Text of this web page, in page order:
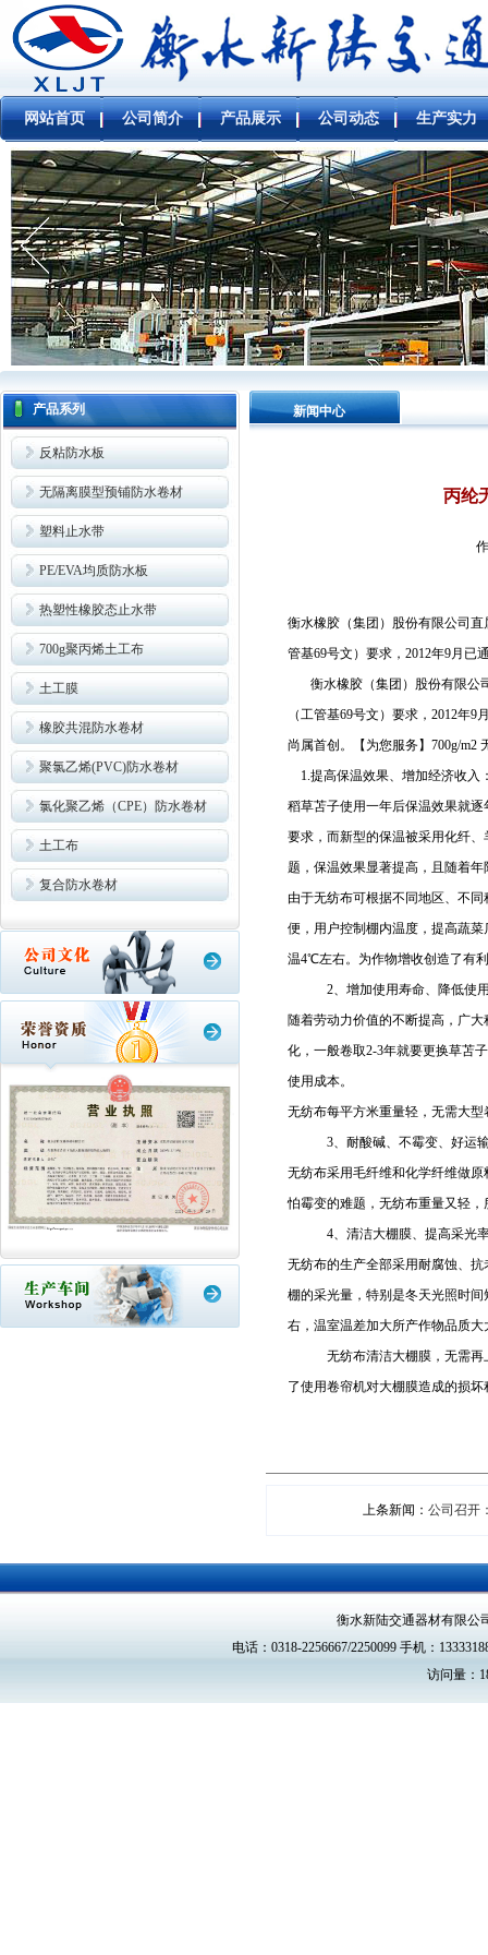
网站首页 公司简介 产品展示 公司动态 生产实力
产品系列
反粘防水板
无隔离膜型预铺防水卷材
塑料止水带
PE/EVA均质防水板
热塑性橡胶态止水带
700g聚丙烯土工布
土工膜
橡胶共混防水卷材
聚氯乙烯(PVC)防水卷材
氯化聚乙烯（CPE）防水卷材
土工布
复合防水卷材
新闻中心
丙纶
衡水橡胶（集团）股份有限公司
管基69号文）要求，2012年9月已
衡水橡胶（集团）股份有限公
（工管基69号文）要求，2012年
尚属首创。【为您服务】700g/m2
1.提高保温效果、增加经济收入
稻草苫子使用一年后保温效果就
要求，而新型的保温被采用化纤
题，保温效果显著提高，且随着
由于无纺布可根据不同地区、不
便，用户控制棚内温度，提高蔬
温4℃左右。为作物增收创造了有
2、增加使用寿命、降低使用
随着劳动力价值的不断提高，广
化，一般卷取2-3年就要更换草苫
使用成本。
无纺布每平方米重量轻，无需大
3、耐酸碱、不霉变、好运输
无纺布采用毛纤维和化学纤维做
怕霉变的难题，无纺布重量又轻
4、清洁大棚膜、提高采光率
无纺布的生产全部采用耐腐蚀、
棚的采光量，特别是冬天光照时
右，温室温差加大所产作物品质
无纺布清洁大棚膜，无需再上
了使用卷帘机对大棚膜造成的损坏
上条新闻：公司召开
衡水新陆交通器材有限公
电话：0318-2256667/2250099 手机：
访问量：